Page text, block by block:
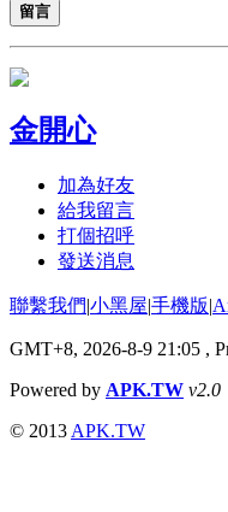
留言
金開心
加為好友
給我留言
打個招呼
發送消息
聯繫我們|小黑屋|手機版|
GMT+8, 2026-8-9 21:05 ,
Powered by APK.TW v2.0
© 2013 APK.TW